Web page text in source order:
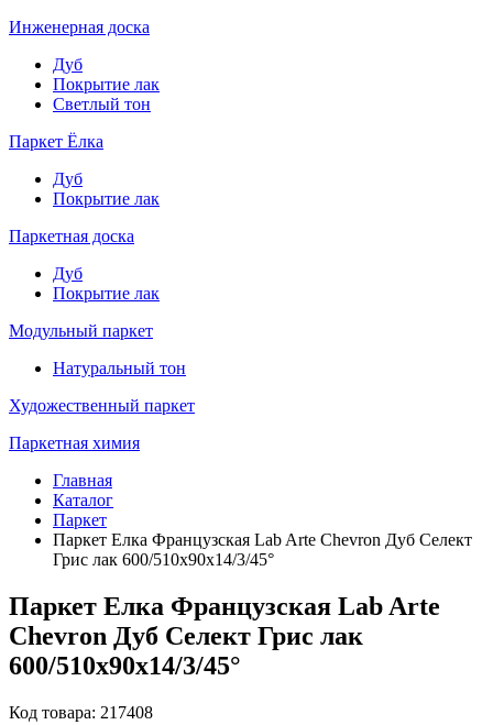
Инженерная доска
Дуб
Покрытие лак
Светлый тон
Паркет Ёлка
Дуб
Покрытие лак
Паркетная доска
Дуб
Покрытие лак
Модульный паркет
Натуральный тон
Художественный паркет
Паркетная химия
Главная
Каталог
Паркет
Паркет Елка Французская Lab Arte Chevron Дуб Селект
Грис лак 600/510х90х14/3/45°
Паркет Елка Французская Lab Arte
Chevron Дуб Селект Грис лак
600/510х90х14/3/45°
Код товара: 217408